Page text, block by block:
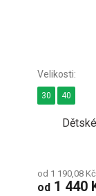
od 1 190,08
od 1 440
30 40